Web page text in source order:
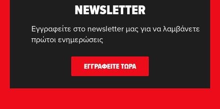
NEWSLETTER
Εγγραφείτε στο newsletter μας για να λαμβάνετε
πρώτοι ενημερώσεις
ΕΓΓΡΑΦΕΙΤΕ ΤΩΡΑ